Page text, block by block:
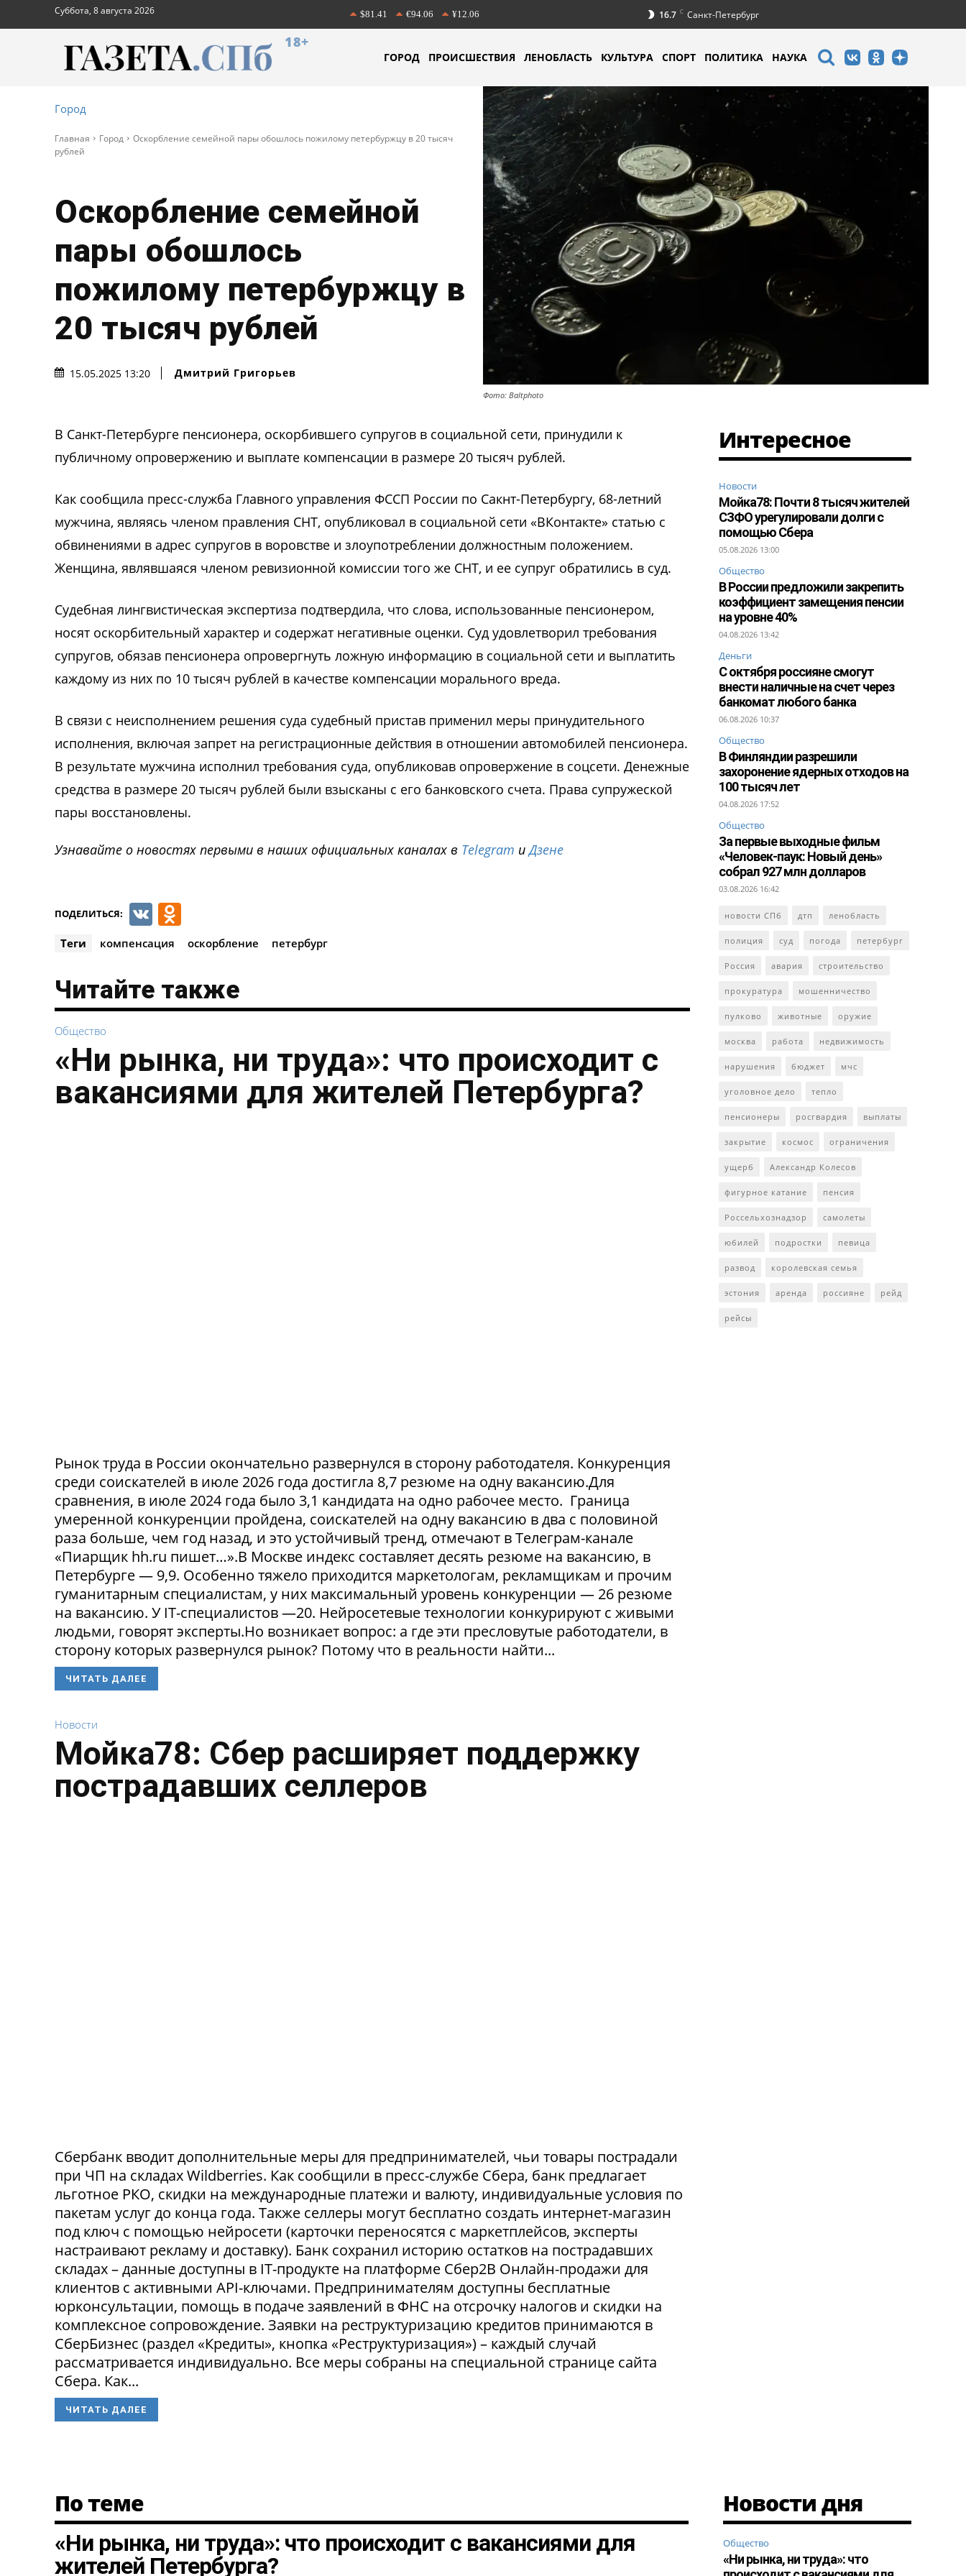
Суббота, 8 августа 2026 $81.41 €94.06 ¥12.06 16.7 C Санкт-Петербург
18+
ГОРОД ПРОИСШЕСТВИЯ ЛЕНОБЛАСТЬ КУЛЬТУРА СПОРТ ПОЛИТИКА НАУКА
Город
Главная Город
Оскорбление семейной пары обошлось пожилому петербуржцу в 20 тысяч
рублей
Оскорбление семейной
пары обошлось
пожилому петербуржцу в
20 тысяч рублей
15.05.2025 13:20 Дмитрий Григорьев
Фото: Baltphoto
В Санкт-Петербурге пенсионера, оскорбившего супругов в социальной сети, принудили к
публичному опровержению и выплате компенсации в размере 20 тысяч рублей.
Как сообщила пресс-служба Главного управления ФССП России по Сакнт-Петербургу, 68-летний
мужчина, являясь членом правления СНТ, опубликовал в социальной сети «ВКонтакте» статью с
обвинениями в адрес супругов в воровстве и злоупотреблении должностным положением.
Женщина, являвшаяся членом ревизионной комиссии того же СНТ, и ее супруг обратились в суд.
Судебная лингвистическая экспертиза подтвердила, что слова, использованные пенсионером,
носят оскорбительный характер и содержат негативные оценки. Суд удовлетворил требования
супругов, обязав пенсионера опровергнуть ложную информацию в социальной сети и выплатить
каждому из них по 10 тысяч рублей в качестве компенсации морального вреда.
В связи с неисполнением решения суда судебный пристав применил меры принудительного
исполнения, включая запрет на регистрационные действия в отношении автомобилей пенсионера.
В результате мужчина исполнил требования суда, опубликовав опровержение в соцсети. Денежные
средства в размере 20 тысяч рублей были взысканы с его банковского счета. Права супружеской
пары восстановлены.
Узнавайте о новостях первыми в наших официальных каналах в Telegram иДзене
ПОДЕЛИТЬСЯ: VK
Теги компенсация оскорбление петербург
Читайте также
Общество
«Ни рынка, ни труда»: что происходит с
вакансиями для жителей Петербурга?
Рынок труда в России окончательно развернулся в сторону работодателя. Конкуренция
среди соискателей в июле 2026 года достигла 8,7 резюме на одну вакансию.Для
сравнения, в июле 2024 года было 3,1 кандидата на одно рабочее место. Граница
умеренной конкуренции пройдена, соискателей на одну вакансию в два с половиной
раза больше, чем год назад, и это устойчивый тренд, отмечают в Телеграм-канале
«Пиарщик hh.ru пишет…».В Москве индекс составляет десять резюме на вакансию, в
Петербурге — 9,9. Особенно тяжело приходится маркетологам, рекламщикам и прочим
гуманитарным специалистам, у них максимальный уровень конкуренции — 26 резюме
на вакансию. У IT-специалистов —20. Нейросетевые технологии конкурируют с живыми
людьми, говорят эксперты.Но возникает вопрос: а где эти пресловутые работодатели, в
сторону которых развернулся рынок? Потому что в реальности найти...
ЧИТАТЬ ДАЛЕЕ
Новости
Мойка78: Сбер расширяет поддержку
пострадавших селлеров
Сбербанк вводит дополнительные меры для предпринимателей, чьи товары пострадали
при ЧП на складах Wildberries. Как сообщили в пресс-службе Сбера, банк предлагает
льготное РКО, скидки на международные платежи и валюту, индивидуальные условия по
пакетам услуг до конца года. Также селлеры могут бесплатно создать интернет-магазин
под ключ с помощью нейросети (карточки переносятся с маркетплейсов, эксперты
настраивают рекламу и доставку). Банк сохранил историю остатков на пострадавших
складах – данные доступны в IT-продукте на платформе Сбер2В Онлайн-продажи для
клиентов с активными API-ключами. Предпринимателям доступны бесплатные
юрконсультации, помощь в подаче заявлений в ФНС на отсрочку налогов и скидки на
комплексное сопровождение. Заявки на реструктуризацию кредитов принимаются в
СберБизнес (раздел «Кредиты», кнопка «Реструктуризация») – каждый случай
рассматривается индивидуально. Все меры собраны на специальной странице сайта
Сбера. Как...
ЧИТАТЬ ДАЛЕЕ
Интересное
Новости
Мойка78: Почти 8 тысяч жителей
СЗФО урегулировали долги с
помощью Сбера
05.08.2026 13:00
Общество
В России предложили закрепить
коэффициент замещения пенсии
на уровне 40%
04.08.2026 13:42
Деньги
С октября россияне смогут
внести наличные на счет через
банкомат любого банка
06.08.2026 10:37
Общество
В Финляндии разрешили
захоронение ядерных отходов на
100 тысяч лет
04.08.2026 17:52
Общество
За первые выходные фильм
«Человек-паук: Новый день»
собрал 927 млн долларов
03.08.2026 16:42
новости СПб дтп ленобласть
полиция суд погода петербург
Россия авария строительство
прокуратура мошенничество
пулково животные оружие
москва работа недвижимость
нарушения бюджет мчс
уголовное дело тепло
пенсионеры росгвардия выплаты
закрытие космос ограничения
ущерб Александр Колесов
фигурное катание пенсия
Россельхознадзор самолеты
юбилей подростки певица
развод королевская семья
эстония аренда россияне рейд
рейсы
Новости дня
Общество
«Ни рынка, ни труда»: что
По теме
«Ни рынка, ни труда»: что происходит с вакансиями для
жителей Петербурга?